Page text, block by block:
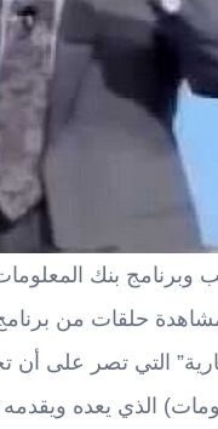
وبرنامج بنك
التي تصر على
الذي يعده ويقدمه